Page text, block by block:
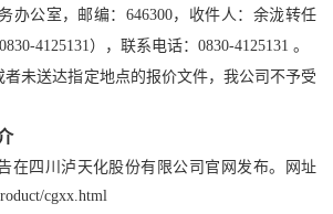
办公室，邮编： 646300，收件人 ： 余泷转任
0830-4125131），联系电话： 0830-4125131 。
者未送达指定地点的报价文件， 我公司 不予受
在四川泸天化股份有限公司 官网发布。网址
cgxx.html